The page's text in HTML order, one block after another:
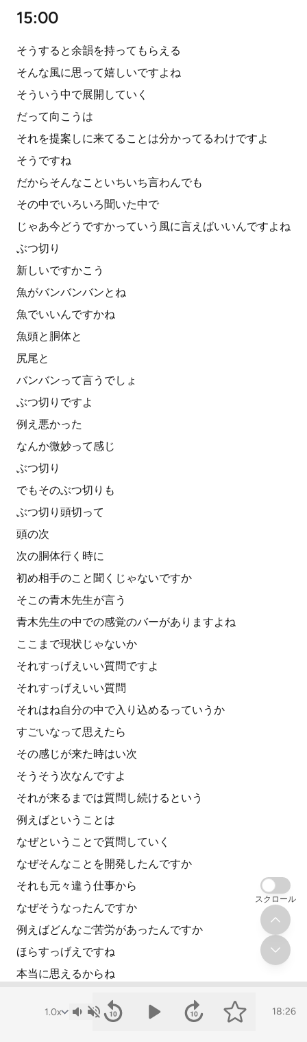
15:00
そうすると余韻を持ってもらえる
そんな風に思って嬉しいですよね
そういう中で展開していく
だって向こうは
それを提案しに来てることは分かってるわけですよ
そうですね
だからそんなこといちいち言わんでも
その中でいろいろ聞いた中で
じゃあ今どうですかっていう風に言えばいいんですよね
ぶつ切り
新しいですかこう
魚がバンバンバンとね
魚でいいんですかね
魚頭と胴体と
尻尾と
バンバンって言うでしょ
ぶつ切りですよ
例え悪かった
なんか微妙って感じ
ぶつ切り
でもそのぶつ切りも
ぶつ切り頭切って
頭の次
次の胴体行く時に
初め相手のこと聞くじゃないですか
そこの青木先生が言う
青木先生の中での感覚のバーがありますよね
ここまで現状じゃないか
それすっげえいい質問ですよ
それすっげえいい質問
それはね自分の中で入り込めるっていうか
すごいなって思えたら
その感じが来た時はい次
そうそう次なんですよ
それが来るまでは質問し続けるという
例えばということは
なぜということで質問していく
なぜそんなことを開発したんですか
それも元々違う仕事から
なぜそうなったんですか
例えばどんなご苦労があったんですか
ほらすっげえですね
本当に思えるからね
次のぶつ切りの次のステージに行かないというところが
18:26
スクロール